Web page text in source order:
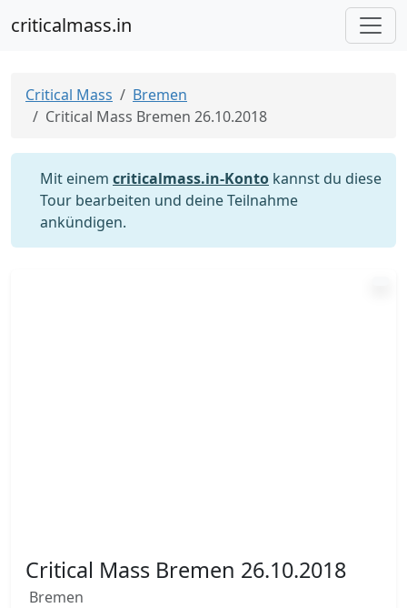
criticalmass.in
Critical Mass
Bremen
Critical Mass Bremen 26.10.2018
Mit einem criticalmass.in-Konto kannst du diese
Tour bearbeiten und deine Teilnahme
ankündigen.
Critical Mass Bremen 26.10.2018
Bremen